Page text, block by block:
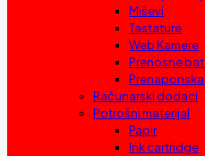
Miševi
Tastature
Web Kamere
Prenosne
Računarski dodaci
Potrošni materijal
Papir
Ink cartridge